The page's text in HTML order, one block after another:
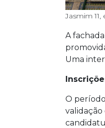
Jasmim 11,
A
Uma
O
validação